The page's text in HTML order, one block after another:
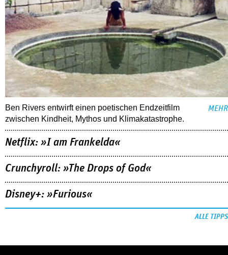
Ben Rivers entwirft einen poetischen Endzeitfilm
zwischen Kindheit, Mythos und Klimakatastrophe.
MEHR
Netflix: »I am Frankelda«
Crunchyroll: »The Drops of God«
Disney+: »Furious«
ALLE TIPPS